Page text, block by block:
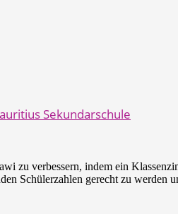
Sekundarschule
zu verbessern, indem ein
Schülerzahlen gerecht zu